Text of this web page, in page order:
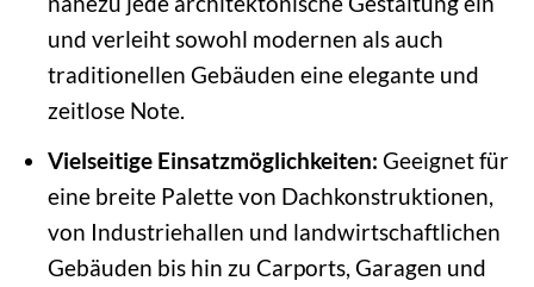
und verleiht sowohl modernen als auch
traditionellen Gebäuden eine elegante und
zeitlose Note.
Vielseitige Einsatzmöglichkeiten: Geeignet für
eine breite Palette von Dachkonstruktionen,
von Industriehallen und landwirtschaftlichen
Gebäuden bis hin zu Carports, Garagen und